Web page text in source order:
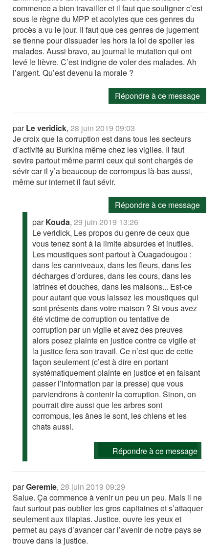
commence a bien travailler et il faut que souligner c’est
sous le règne du MPP et acolytes que ces genres du
procès a vu le jour. Il faut que ces genres de jugement
se tienne pour dissuader les hors la loi de spolier les
malades. Aussi bravo, au journal le mutation qui ont
levé le lièvre. C’est indigne de voler des malades. Ah
l’argent. Qu’est devenu la morale ?
Répondre à ce message
parLe veridick,28 juin 2019 09:03
Je croix que la corruption est dans tous les secteurs
d’activité au Burkina même chez les vigiles. Il faut
sevire partout même parmi ceux qui sont chargés de
sévir car il y’a beaucoup de corrompus là-bas aussi,
même sur internet il faut sévir.
Répondre à ce message
parKouda,29 juin 2019 13:26
Le veridick, Les propos du genre de ceux que
vous tenez sont à la limite absurdes et inutiles.
Les moustiques sont partout à Ouagadougou :
dans les canniveaux, dans les fleurs, dans les
décharges d’ordures, dans les cours, dans les
latrines et douches, dans les maisons... Est-ce
pour autant que vous laissez les moustiques qui
sont présents dans votre maison ? Si vous avez
été victime de corruption ou tentative de
corruption par un vigile et avez des preuves
alors posez plainte en justice contre ce vigile et
la justice fera son travail. Ce n’est que de cette
façon seulement (c’est à dire en portant
systématiquement plainte en justice et en faisant
passer l’information par la presse) que vous
parviendrons à contenir la corruption. Sinon, on
pourrait dire aussi que les arbres sont
corrompus, les ânes le sont, les chiens et les
chats aussi.
Répondre à ce message
parGeremie,28 juin 2019 09:29
Salue. Ça commence à venir un peu un peu. Mais il ne
faut surtout pas oublier les gros capitaines et s’attaquer
seulement aux tilapias. Justice, ouvre les yeux et
permet au pays d’avancer car l’avenir de notre pays se
trouve dans la justice.